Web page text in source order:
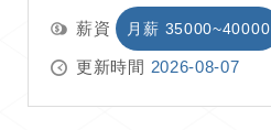
薪資 月薪 35000~40000
更新時間 2026-08-07